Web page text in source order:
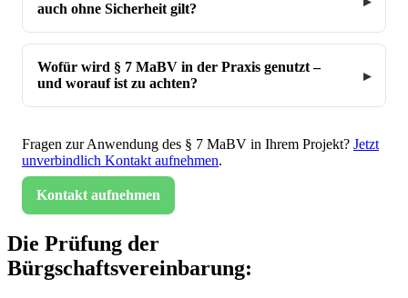
auch ohne Sicherheit gilt?
Wofür wird § 7 MaBV in der Praxis genutzt –
und worauf ist zu achten?
Fragen zur Anwendung des § 7 MaBV in Ihrem Projekt? Jetzt
unverbindlich Kontakt aufnehmen.
Kontakt aufnehmen
Die Prüfung der
Bürgschaftsvereinbarung: